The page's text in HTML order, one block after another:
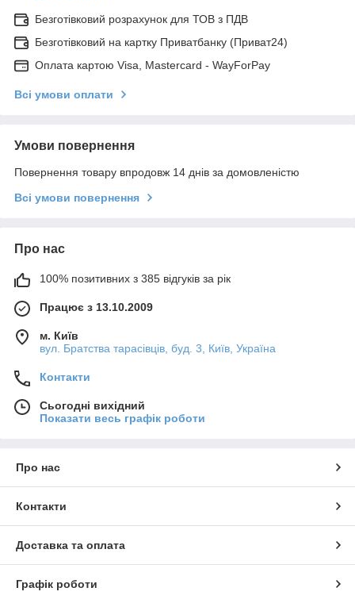
Безготівковий розрахунок для ТОВ з ПДВ
Безготівковий на картку Приватбанку (Приват24)
Оплата картою Visa, Mastercard - WayForPay
Всі умови оплати
Умови повернення
Повернення товару впродовж 14 днів за домовленістю
Всі умови повернення
Про нас
100% позитивних з 385 відгуків за рік
Працює з 13.10.2009
м. Київ
вул. Братства тарасівців, буд. 3, Київ, Україна
Контакти
Сьогодні вихідний
Показати весь графік роботи
Про нас
Контакти
Доставка та оплата
Графік роботи